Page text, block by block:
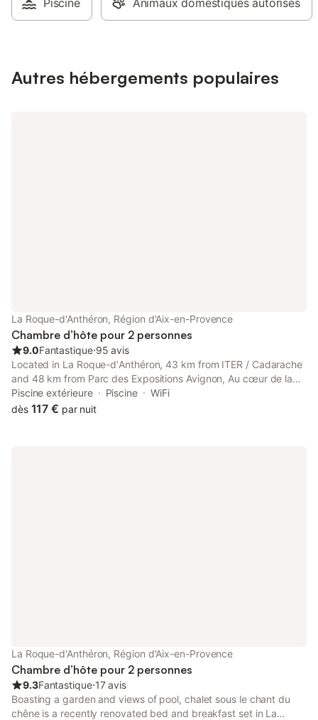
Piscine Animaux domestiques autorisés
Autres hébergements populaires
La Roque-d'Anthéron, Région d'Aix-en-Provence
Chambre d’hôte pour 2 personnes
9.0Fantastique⋅95 avis
Located in La Roque-dʼAnthéron, 43 km from ITER / Cadarache
and 48 km from Parc des Expositions Avignon, Au cœur de la
Roque d'Anthéron - Aux portes du Lubéron provides spacious
air-conditioned accommodation with a terrace and free WiFi.
Piscine extérieure Piscine
WiFi
dès 117 € par nuit
La Roque-d'Anthéron, Région d'Aix-en-Provence
Chambre d’hôte pour 2 personnes
9.3Fantastique⋅17 avis
Boasting a garden and views of pool, chalet sous le chant du
chêne is a recently renovated bed and breakfast set in La